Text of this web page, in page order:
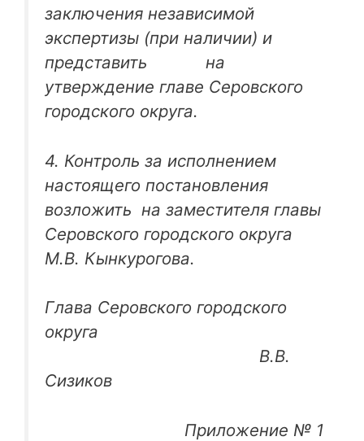
заключения независимой
экспертизы (при наличии) и
представить на
утверждение главе Серовского
городского округа.
4. Контроль за исполнением
настоящего постановления
возложить на заместителя главы
Серовского городского округа
М.В. Кынкурогова.
Глава Серовского городского
округа
В.В.
Сизиков
Приложение № 1